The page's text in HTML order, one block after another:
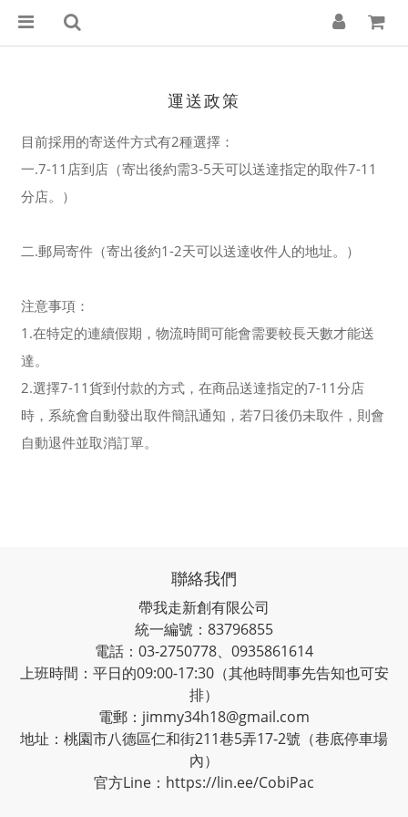
運送政策
目前採用的寄送件方式有2種選擇：
一.7-11店到店（寄出後約需3-5天可以送達指定的取件7-11
分店。）
二.郵局寄件（寄出後約1-2天可以送達收件人的地址。）
注意事項：
1.在特定的連續假期，物流時間可能會需要較長天數才能送
達。
2.選擇7-11貨到付款的方式，在商品送達指定的7-11分店
時，系統會自動發出取件簡訊通知，若7日後仍未取件，則會
自動退件並取消訂單。
聯絡我們
帶我走新創有限公司
統一編號：83796855
電話：03-2750778、0935861614
上班時間：平日的09:00-17:30（其他時間事先告知也可安
排）
電郵：jimmy34h18@gmail.com
地址：桃園市八德區仁和街211巷5弄17-2號（巷底停車場
內）
官方Line： https://lin.ee/CobiPac